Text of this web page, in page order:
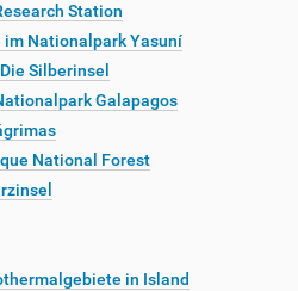
Station
im Nationalpark Yasuní
Silberinsel
Galapagos
National Forest
in Island